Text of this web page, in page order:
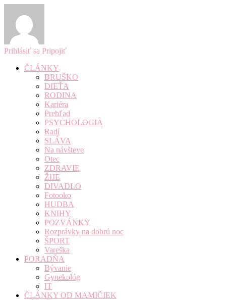
Prihlásiť sa Pripojiť
ČLÁNKY
BRUŠKO
DIEŤA
RODINA
Kariéra
Prehľad
PSYCHOLOGIA
Radí
SLÁVA
Na návšteve
Otec
ZDRAVIE
ŽIJE
DIVADLO
Fotooko
HUDBA
KNIHY
POZVÁNKY
Rozprávky na dobrú noc
ŠPORT
Vareška
PORADŇA
Bývanie
Gynekológ
IT
ČLÁNKY OD MAMIČIEK